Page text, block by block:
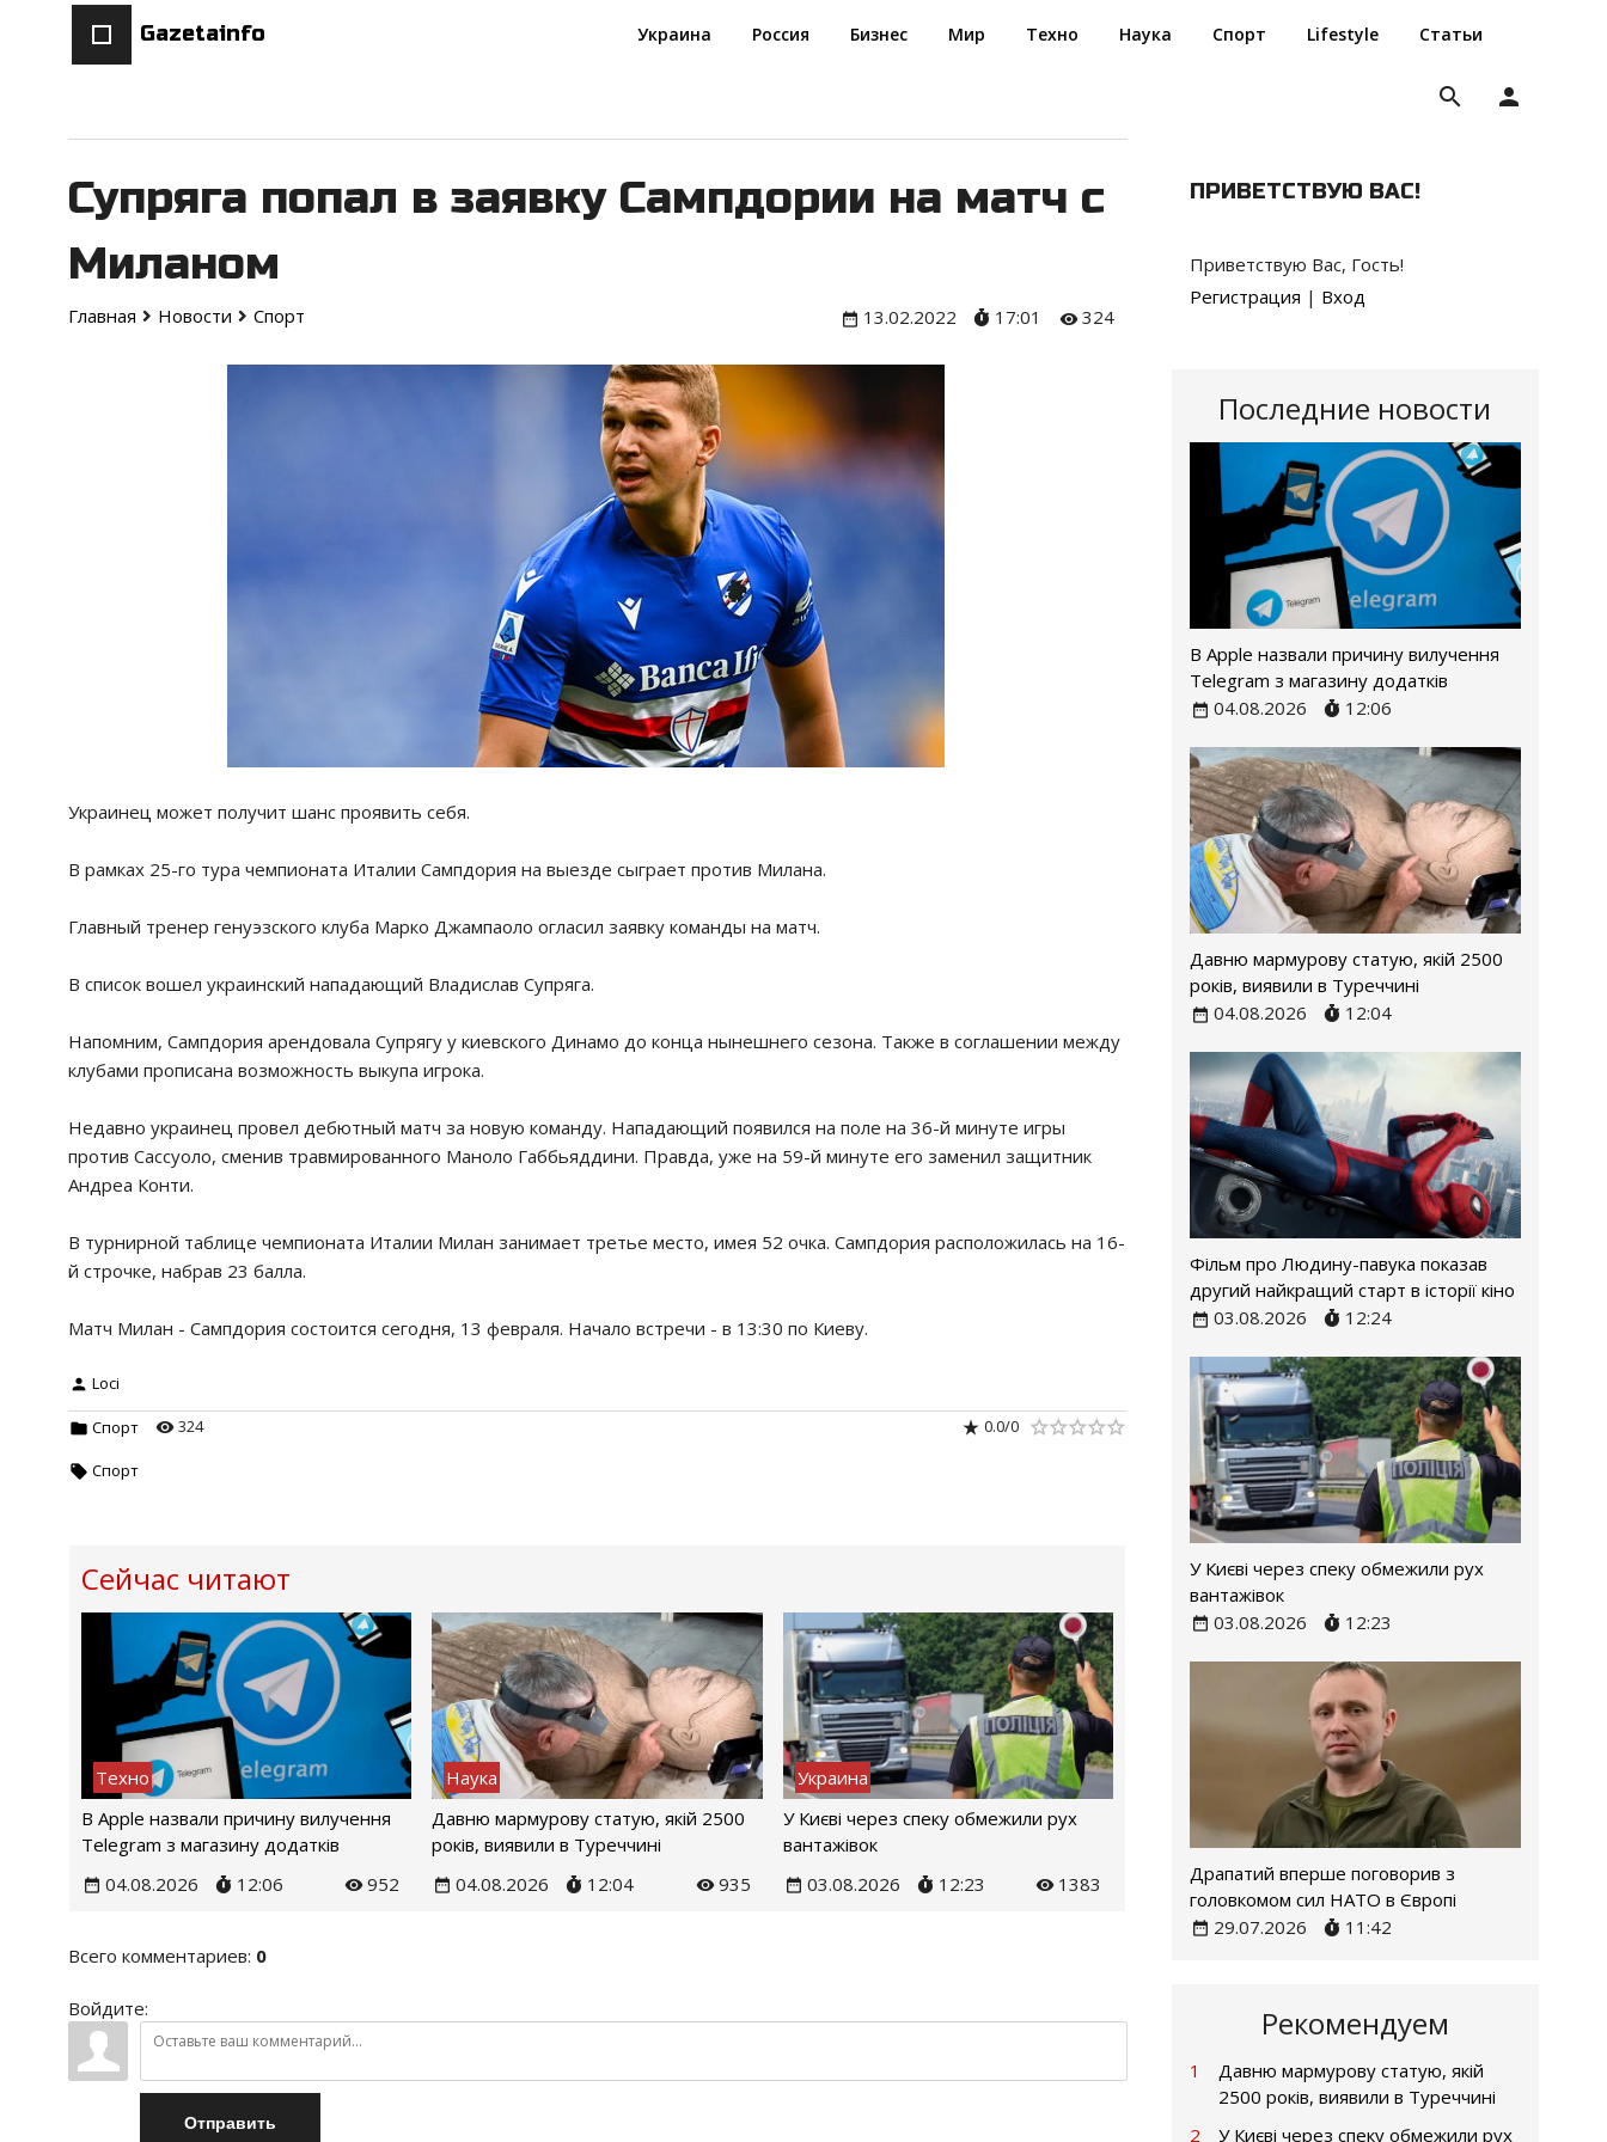
Gazetainfo Украина Россия Бизнес Мир Техно Наука Спорт Lifestyle Статьи
person
search
Супряга попал в заявку Сампдории на матч с
Миланом
Главная Новости Спорт 13.02.2022 17:01 324
Украинец может получит шанс проявить себя.
В рамках 25-го тура чемпионата Италии Сампдория на выезде сыграет против Милана.
Главный тренер генуэзского клуба Марко Джампаоло огласил заявку команды на матч.
В список вошел украинский нападающий Владислав Супряга.
Напомним, Сампдория арендовала Супрягу у киевского Динамо до конца нынешнего сезона. Также в соглашении между
клубами прописана возможность выкупа игрока.
Недавно украинец провел дебютный матч за новую команду. Нападающий появился на поле на 36-й минуте игры
против Сассуоло, сменив травмированного Маноло Габбьяддини. Правда, уже на 59-й минуте его заменил защитник
Андреа Конти.
В турнирной таблице чемпионата Италии Милан занимает третье место, имея 52 очка. Сампдория расположилась на 16-
й строчке, набрав 23 балла.
Матч Милан - Сампдория состоится сегодня, 13 февраля. Начало встречи - в 13:30 по Киеву.
Loci
Спорт 324 0.0/0
Спорт
Сейчас читают
Техно
В Apple назвали причину вилучення
Telegram з магазину додатків
04.08.2026
12:06 952
Наука
Давню мармурову статую, якій 2500
років, виявили в Туреччині
04.08.2026
12:04 935
Украина
У Києві через спеку обмежили рух
вантажівок
03.08.2026
12:23 1383
Всего комментариев: 0
Войдите:
Отправить
ПРИВЕТСТВУЮ ВАС!
Приветствую Вас, Гость!
Регистрация | Вход
Последние новости
В Apple назвали причину вилучення
Telegram з магазину додатків
04.08.2026
12:06
Давню мармурову статую, якій 2500
років, виявили в Туреччині
04.08.2026
12:04
Фільм про Людину-павука показав
другий найкращий старт в історії кіно
03.08.2026
12:24
У Києві через спеку обмежили рух
вантажівок
03.08.2026
12:23
Драпатий вперше поговорив з
головкомом сил НАТО в Європі
29.07.2026
11:42
Рекомендуем
1
Давню мармурову статую, якій
2500 років, виявили в Туреччині
2
У Києві через спеку обмежили рух